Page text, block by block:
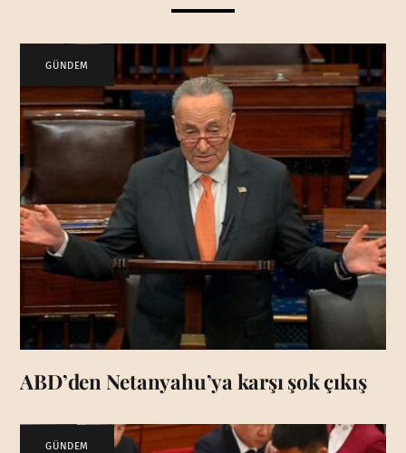
GÜNDEM
ABD’den Netanyahu’ya karşı şok çıkış
GÜNDEM